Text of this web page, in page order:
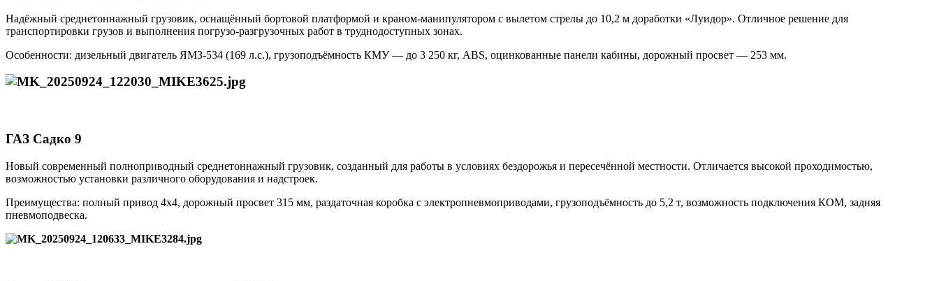
Надёжный среднетоннажный грузовик, оснащённый бортовой платформой и краном-манипулятором с вылетом стрелы до 10,2 м доработки «Луидор». Отличное решение для
транспортировки грузов и выполнения погрузо-разгрузочных работ в труднодоступных зонах.
Особенности: дизельный двигатель ЯМЗ-534 (169 л.с.), грузоподъёмность КМУ — до 3 250 кг, ABS, оцинкованные панели кабины, дорожный просвет — 253 мм.
ГАЗ Садко 9
Новый современный полноприводный среднетоннажный грузовик, созданный для работы в условиях бездорожья и пересечённой местности. Отличается высокой проходимостью,
возможностью установки различного оборудования и надстроек.
Преимущества: полный привод 4х4, дорожный просвет 315 мм, раздаточная коробка с электропневмоприводами, грузоподъёмность до 5,2 т, возможность подключения КОМ, задняя
пневмоподвеска.